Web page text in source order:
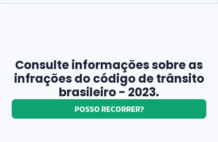
Consulte informações sobre as
infrações do código de trânsito
brasileiro - 2023.
POSSO RECORRER?